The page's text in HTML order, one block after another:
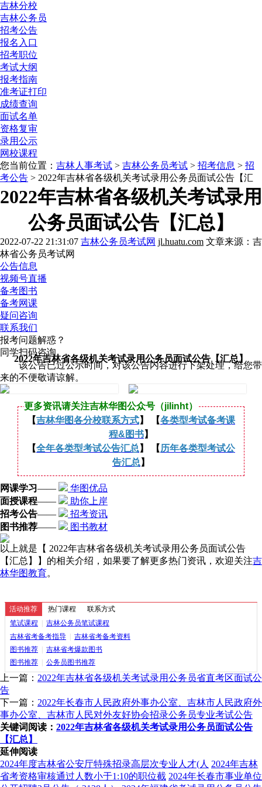
吉林分校
吉林公务员
招考公告
报名入口
招考职位
考试大纲
报考指南
准考证打印
成绩查询
面试名单
资格复审
录用公示
网校课程
您当前位置： 吉林人事考试 > 吉林公务员考试 > 招考信息 > 招
考公告 > 2022年吉林省各级机关考试录用公务员面试公告【汇
2022年吉林省各级机关考试录用
公务员面试公告【汇总】
2022-07-22 21:31:07 吉林公务员考试网 jl.huatu.com 文章来源：吉
林省公务员考试网
公告信息
视频号直播
备考图书
备考网课
疑问咨询
联系我们
报考问题解惑？
同学扫码咨询
2022年吉林省各级机关考试录用公务员面试公告【汇总】
该公告已过公示时间，对该公告内容进行下架处理，给您带
来的不便敬请谅解。
更多资讯请关注吉林华图公众号（jilinht）
【吉林华图各分校联系方式】 【各类型考试备考课
程&图书】
【全年各类型考试公告汇总 】 【 历年各类型考试公
告汇总 】
网课学习——
华图优品
面授课程——
助你上岸
招考公告——
招考资讯
图书推荐—— 图书教材
以上就是【 2022年吉林省各级机关考试录用公务员面试公告
【汇总】】的相关介绍，如果要了解更多热门资讯，欢迎关注吉
林华图教育。
活动推荐 热门课程 联系方式
笔试课程
吉林公务员笔试课程
吉林省考备考指导
吉林省考备考资料
图书推荐
吉林省考爆款图书
图书推荐
公务员图书推荐
上一篇： 2022年吉林省各级机关考试录用公务员省直考区面试公
告
下一篇： 2022年长春市人民政府外事办公室、吉林市人民政府外
事办公室、吉林市人民对外友好协会招录公务员专业考试公告
关键词阅读： 2022年吉林省各级机关考试录用公务员面试公告
【汇总】
延伸阅读
2024年度吉林省公安厅特殊招录高层次专业人才(人 2024年吉林
省考资格审核通过人数小于1:10的职位截 2024年长春市事业单位